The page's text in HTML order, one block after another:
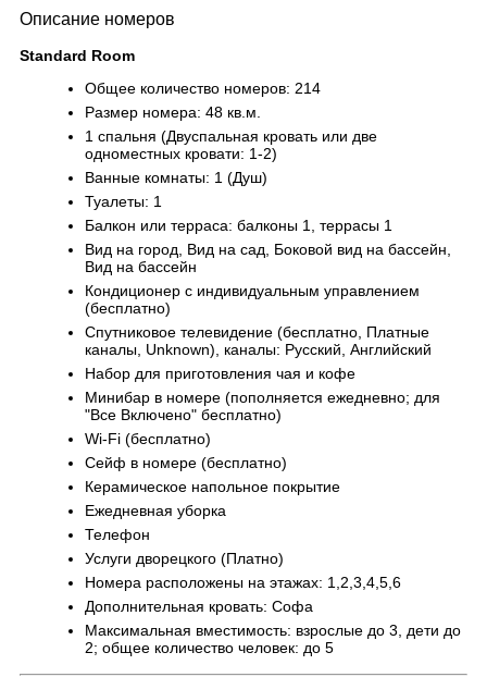
Описание номеров
Standard Room
Общее количество номеров: 214
Размер номера: 48 кв.м.
1 спальня (Двуспальная кровать или две
одноместных кровати: 1-2)
Ванные комнаты: 1 (Душ)
Туалеты: 1
Балкон или терраса: балконы 1, террасы 1
Вид на город, Вид на сад, Боковой вид на бассейн,
Вид на бассейн
Кондиционер с индивидуальным управлением
(бесплатно)
Спутниковое телевидение (бесплатно, Платные
каналы, Unknown), каналы: Русский, Английский
Набор для приготовления чая и кофе
Минибар в номере (пополняется ежедневно; для
"Все Включено" бесплатно)
Wi-Fi (бесплатно)
Сейф в номере (бесплатно)
Керамическое напольное покрытие
Ежедневная уборка
Телефон
Услуги дворецкого (Платно)
Номера расположены на этажах: 1,2,3,4,5,6
Дополнительная кровать: Софа
Максимальная вместимость: взрослые до 3, дети до
2; общее количество человек: до 5